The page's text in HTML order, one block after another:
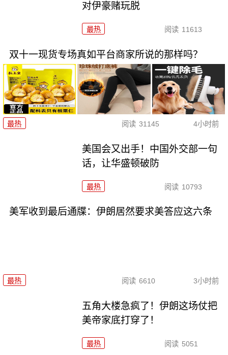
对伊豪赌玩脱
最热 阅读 11613
双十一现货专场真如平台商家所说的那样吗？
最热 阅读 31145 4小时前
美国会又出手！中国外交部一句
话，让华盛顿破防
最热 阅读 10793
美军收到最后通牒：伊朗居然要求美答应这六条
最热 阅读 6610 3小时前
五角大楼急疯了！伊朗这场仗把
美帝家底打穿了！
最热 阅读 5051